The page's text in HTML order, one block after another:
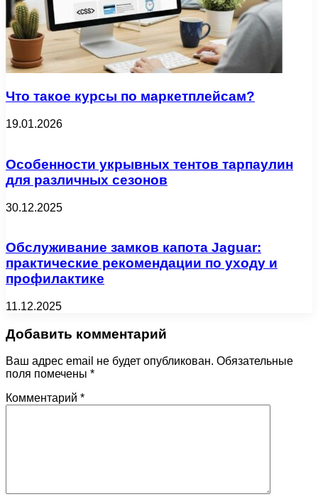
Что такое курсы по маркетплейсам?
19.01.2026
Особенности укрывных тентов тарпаулин
для различных сезонов
30.12.2025
Обслуживание замков капота Jaguar:
практические рекомендации по уходу и
профилактике
11.12.2025
Добавить комментарий
Ваш адрес email не будет опубликован. Обязательные
поля помечены *
Комментарий *